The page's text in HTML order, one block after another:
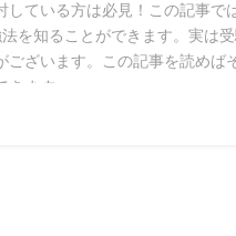
している方は必見！この記事で
を知ることができます。実は
ございます。この記事を読めば
ます。